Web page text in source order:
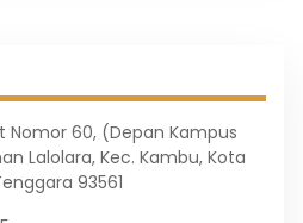
Nomor 60, (Depan Kampus
Lalolara, Kec. Kambu, Kota
93561